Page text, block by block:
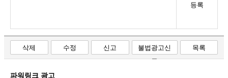
등록
삭제 수정 신고
불법광고신
고
목록
파워링크 광고